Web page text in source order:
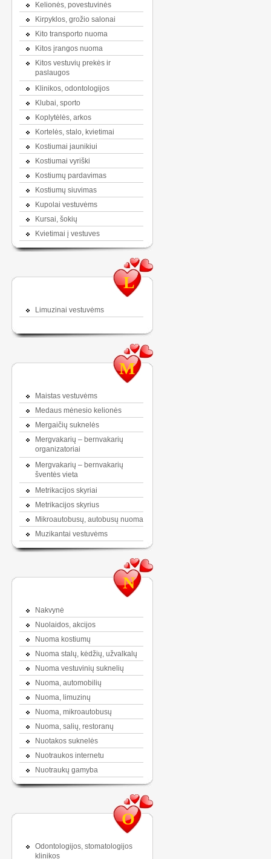
Kelionės, povestuvinės
Kirpyklos, grožio salonai
Kito transporto nuoma
Kitos įrangos nuoma
Kitos vestuvių prekės ir
paslaugos
Klinikos, odontologijos
Klubai, sporto
Koplytėlės, arkos
Kortelės, stalo, kvietimai
Kostiumai jaunikiui
Kostiumai vyriški
Kostiumų pardavimas
Kostiumų siuvimas
Kupolai vestuvėms
Kursai, šokių
Kvietimai į vestuves
L
Limuzinai vestuvėms
M
Maistas vestuvėms
Medaus mėnesio kelionės
Mergaičių suknelės
Mergvakarių – bernvakarių
organizatoriai
Mergvakarių – bernvakarių
šventės vieta
Metrikacijos skyriai
Metrikacijos skyrius
Mikroautobusų, autobusų nuoma
Muzikantai vestuvėms
N
Nakvynė
Nuolaidos, akcijos
Nuoma kostiumų
Nuoma stalų, kėdžių, užvalkalų
Nuoma vestuvinių suknelių
Nuoma, automobilių
Nuoma, limuzinų
Nuoma, mikroautobusų
Nuoma, salių, restoranų
Nuotakos suknelės
Nuotraukos internetu
Nuotraukų gamyba
O
Odontologijos, stomatologijos
klinikos